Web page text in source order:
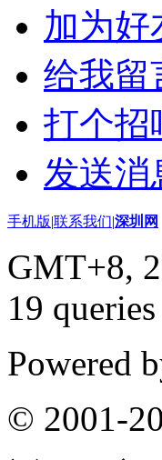
加为好
给我留
打个招
发送消
手机版|联系我们|深圳网
GMT+8,
19
Powered
© 2001-